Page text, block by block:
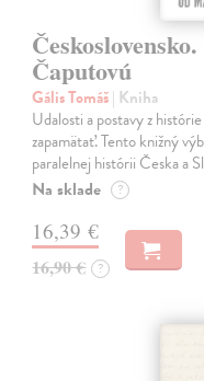
Čaputovú
Gális Tomáš| Kniha
Udalosti a postavy z
zapamätať. Tento knižný
paralelnej histórii Česka a
Na sklade ?
16,39 €
16,90 € ?